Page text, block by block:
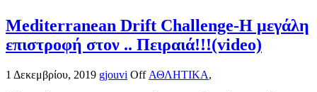
Mediterranean Drift Challenge-Η μεγάλη
επιστροφή στον .. Πειραιά!!!(video)
1 Δεκεμβρίου, 2019 gjouvi Off ΑΘΛΗΤΙΚΑ,